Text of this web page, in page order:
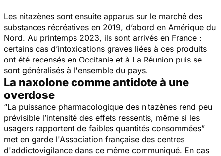
Les nitazènes sont ensuite apparus sur le marché des
substances récréatives en 2019, d’abord en Amérique du
Nord. Au printemps 2023, ils sont arrivés en France :
certains cas d’intoxications graves liées à ces produits
ont été recensés en Occitanie et à La Réunion puis se
sont généralisés à l'ensemble du pays.
La naxolone comme antidote à une
overdose
“La puissance pharmacologique des nitazènes rend peu
prévisible l’intensité des effets ressentis, même si les
usagers rapportent de faibles quantités consommées”
met en garde l'Association française des centres
d'addictovigilance dans ce même communiqué. En cas